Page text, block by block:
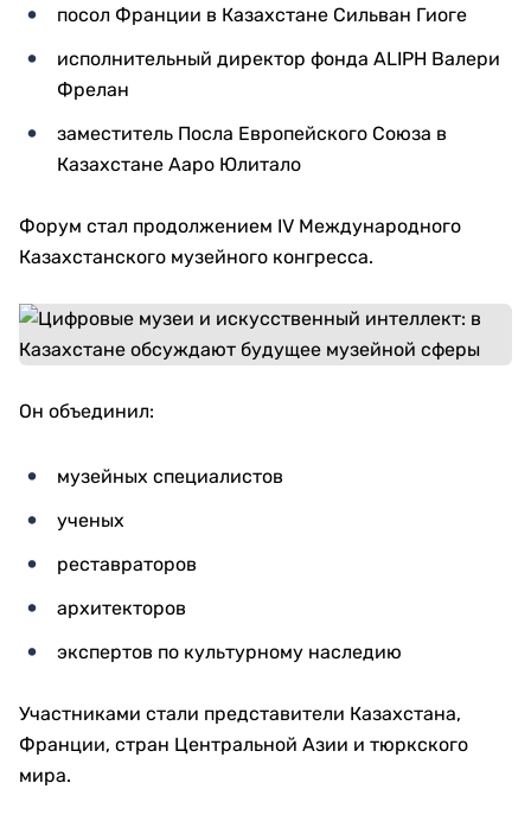
посол Франции в Казахстане Сильван Гиоге
исполнительный директор фонда ALIPH Валери
Фрелан
заместитель Посла Европейского Союза в
Казахстане Ааро Юлитало
Форум стал продолжением IV Международного
Казахстанского музейного конгресса.
Он объединил:
музейных специалистов
ученых
реставраторов
архитекторов
экспертов по культурному наследию
Участниками стали представители Казахстана,
Франции, стран Центральной Азии и тюркского
мира.